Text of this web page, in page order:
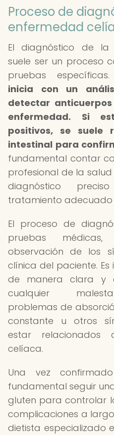
Proceso de
enfermedad
El diagnóstico de la
suele ser un proceso
pruebas
inicia con un
detectar
enfermedad.
Si
positivos, se suele
intestinal para
fundamental contar
profesional de la
diagnóstico
tratamiento adecuado
El proceso de
pruebas
observación de los
clínica del paciente.
de manera clara y
cualquier
problemas de
constante u otros
estar relacionados
celíaca.
Una vez
fundamental seguir
gluten para controlar
complicaciones a
dietista especializado